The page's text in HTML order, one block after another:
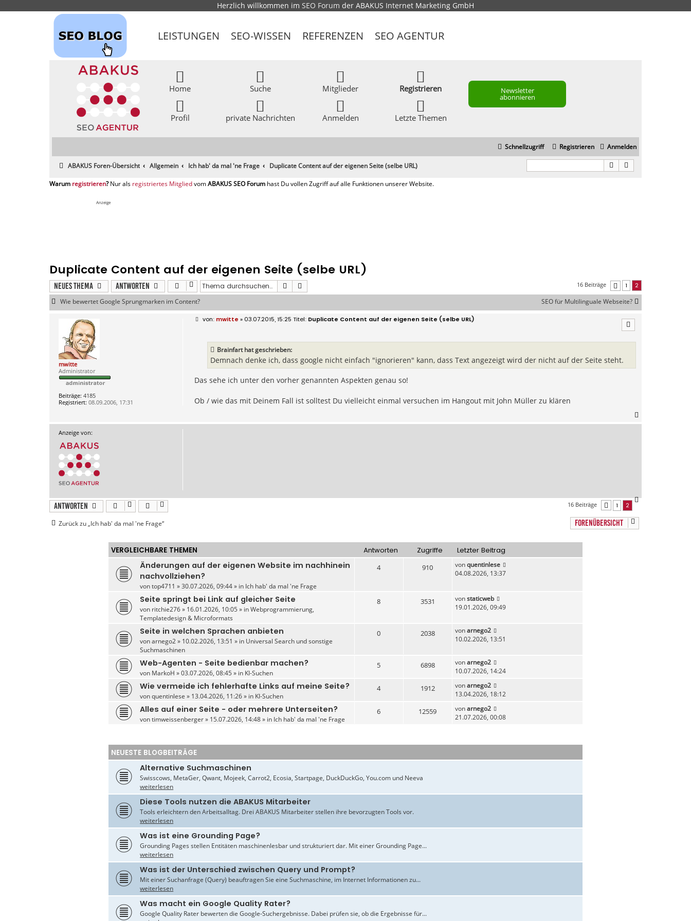
Herzlich willkommen im SEO Forum der ABAKUS Internet Marketing GmbH
LEISTUNGEN SEO-WISSEN REFERENZEN SEO AGENTUR
Home
Profil
Suche
private Nachrichten
Mitglieder
Anmelden
Registrieren
Letzte Themen
Newsletter
abonnieren
Schnellzugriff Anmelden
Registrieren
ABAKUS Foren-Übersicht Allgemein Ich hab' da mal 'ne Frage Duplicate Content auf der eigenen Seite (selbe URL)
registrieren registriertes Mitglied
Anzeige
Duplicate Content auf der eigenen Seite (selbe URL)
Neues Thema Antworten Suche 16 Beiträge Vorherige
1 2
Wie bewertet Google Sprungmarken im Content? SEO für Multilinguale Webseite?
mwitte
Administrator
Beiträge: 4185
Registriert: 08.09.2006, 17:31
B
mwitte » 03.07.2015, 15:25 Duplicate Content auf der eigenen Seite (selbe URL)
Brainfart hat geschrieben:
Demnach denke ich, dass google nicht einfach "ignorieren" kann, dass Text angezeigt wird der nicht auf der Seite steht.
Das sehe ich unter den vorher genannten Aspekten genau so!
Ob / wie das mit Deinem Fall ist solltest Du vielleicht einmal versuchen im Hangout mit John Müller zu klären
a
Anzeige von:
N
Antworten 16 Beiträge Vorherige
1 2
Zurück zu „Ich hab' da mal 'ne Frage“ FORENÜBERSICHT
VERGLEICHBARE THEMEN Antworten Zugriffe Letzter Beitrag
Änderungen auf der eigenen Website im nachhinein
nachvollziehen?
vontop4711 » 30.07.2026, 09:44 » in Ich hab' da mal 'ne Frage
4 910 vonquentinlese
04.08.2026, 13:37
Seite springt bei Link auf gleicher Seite
von ritchie276» 16.01.2026, 10:05 » inWebprogrammierung,
Templatedesign & Microformats
8 3531 vonstaticweb
19.01.2026, 09:49
Seite in welchen Sprachen anbieten
vonarnego2» 10.02.2026, 13:51 » in Universal Search und sonstige
Suchmaschinen
0 2038 vonarnego2
10.02.2026, 13:51
Web-Agenten - Seite bedienbar machen?
von MarkoH » 03.07.2026, 08:45 » in KI-Suchen
5 6898 vonarnego2
10.07.2026, 14:24
Wie vermeide ich fehlerhafte Links auf meine Seite?
vonquentinlese » 13.04.2026, 11:26 » in KI-Suchen
4 1912 vonarnego2
13.04.2026, 18:12
Alles auf einer Seite - oder mehrere Unterseiten?
vontimweissenberger» 15.07.2026, 14:48 » in Ich hab' da mal 'ne Frage
6 12559 vonarnego2
21.07.2026, 00:08
NEUESTE BLOGBEITRÄGE
Alternative Suchmaschinen
Swisscows, MetaGer, Qwant, Mojeek, Carrot2, Ecosia, Startpage, DuckDuckGo, You.com und Neeva
weiterlesen
Diese Tools nutzen die ABAKUS Mitarbeiter
Tools erleichtern den Arbeitsalltag. Drei ABAKUS Mitarbeiter stellen ihre bevorzugten Tools vor.
weiterlesen
Was ist eine Grounding Page?
Grounding Pages stellen Entitäten maschinenlesbar und strukturiert dar. Mit einer Grounding Page...
weiterlesen
Was ist der Unterschied zwischen Query und Prompt?
Mit einer Suchanfrage (Query) beauftragen Sie eine Suchmaschine, im Internet Informationen zu...
weiterlesen
Was macht ein Google Quality Rater?
Google Quality Rater bewerten die Google-Suchergebnisse. Dabei prüfen sie, ob die Ergebnisse für...